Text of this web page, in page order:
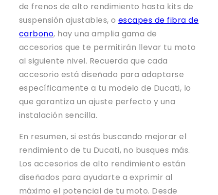
de frenos de alto rendimiento hasta kits de
suspensión ajustables, o escapes de fibra de
carbono, hay una amplia gama de
accesorios que te permitirán llevar tu moto
al siguiente nivel. Recuerda que cada
accesorio está diseñado para adaptarse
específicamente a tu modelo de Ducati, lo
que garantiza un ajuste perfecto y una
instalación sencilla.
En resumen, si estás buscando mejorar el
rendimiento de tu Ducati, no busques más.
Los accesorios de alto rendimiento están
diseñados para ayudarte a exprimir al
máximo el potencial de tu moto. Desde